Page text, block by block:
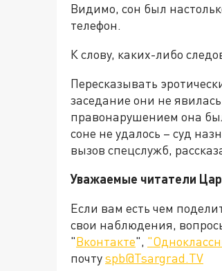
Видимо, сон был
телефон.
К слову, каких-либо
Пересказывать
заседание они не
правонарушением она
соне не удалось – суд
вызов спецслужб,
Уважаемые читатели
Если вам есть чем
свои наблюдения,
"Вконтакте",
почтуspb@Tsargrad.TV